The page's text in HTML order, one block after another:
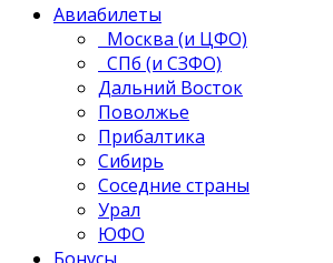
Авиабилеты
Москва (и ЦФО)
СПб (и СЗФО)
Дальний Восток
Поволжье
Прибалтика
Сибирь
Соседние страны
Урал
ЮФО
Бонусы